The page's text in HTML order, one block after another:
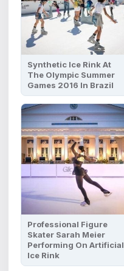
Synthetic Ice Rink At
The Olympic Summer
Games 2016 In Brazil
Professional Figure
Skater Sarah Meier
Performing On Artificial
Ice Rink